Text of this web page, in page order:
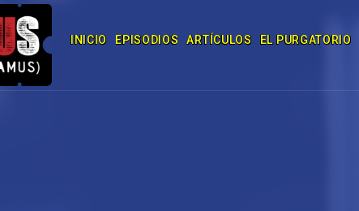
INICIO EPISODIOS ARTÍCULOS EL PURGATORIO